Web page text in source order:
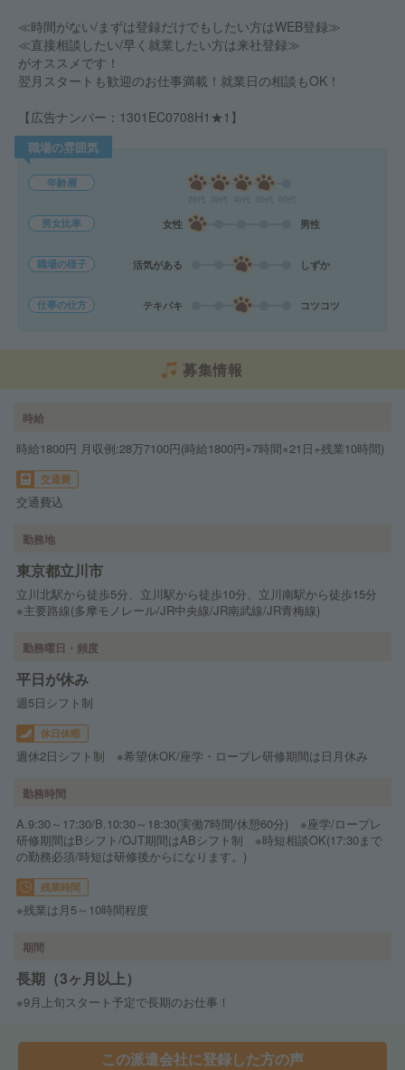
≪時間がない/まずは登録だけでもしたい方はWEB登録≫
≪直接相談したい/早く就業したい方は来社登録≫
がオススメです！
翌月スタートも歓迎のお仕事満載！就業日の相談もOK！
【広告ナンバー：1301EC0708H1★1】
職場の雰囲気
年齢層
男女比率 女性 男性
職場の様子 活気がある しずか
仕事の仕方 テキパキ コツコツ
募集情報
時給
時給1800円 月収例:28万7100円(時給1800円×7時間×21日+残業10時間)
交通費
交通費込
勤務地
東京都立川市
立川北駅から徒歩5分、立川駅から徒歩10分、立川南駅から徒歩15分
※主要路線(多摩モノレール/JR中央線/JR南武線/JR青梅線)
勤務曜日・頻度
平日が休み
週5日シフト制
休日休暇
週休2日シフト制 ※希望休OK/座学・ロープレ研修期間は日月休み
勤務時間
A.9:30～17:30/B.10:30～18:30(実働7時間/休憩60分) ※座学/ロープレ
研修期間はBシフト/OJT期間はABシフト制 ※時短相談OK(17:30まで
の勤務必須/時短は研修後からになります。)
残業時間
※残業は月5～10時間程度
期間
長期（3ヶ月以上）
※9月上旬スタート予定で長期のお仕事！
この派遣会社に登録した方の声